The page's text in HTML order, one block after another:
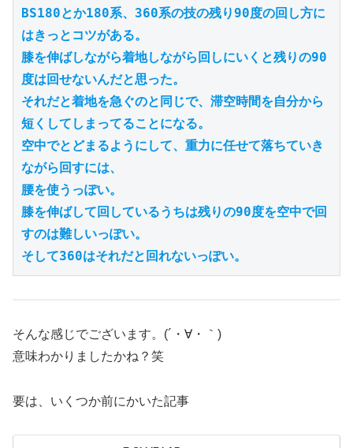
BS180とか180系、360系の技の残り90度の回し方に
はきっとコツがある。
膝を伸ばしながら着地しながら回しにいくと残りの90
度は回せないんだと思った。
それだと着地を急ぐのと同じで、滞空時間を自分から
短くしてしまってることになる。
空中でとどまるようにして、重力に任せて落ちていき
ながら回すには、
腰を使うっぽい。
膝を伸ばして回しているうちは残りの90度を空中で回
すのは難しいっぽい。
そして360はそれだと回れないっぽい。
そんな感じでございます。(´・∀・｀)
意味わかりましたかね？笑
要は、いくつか前にかいた記事